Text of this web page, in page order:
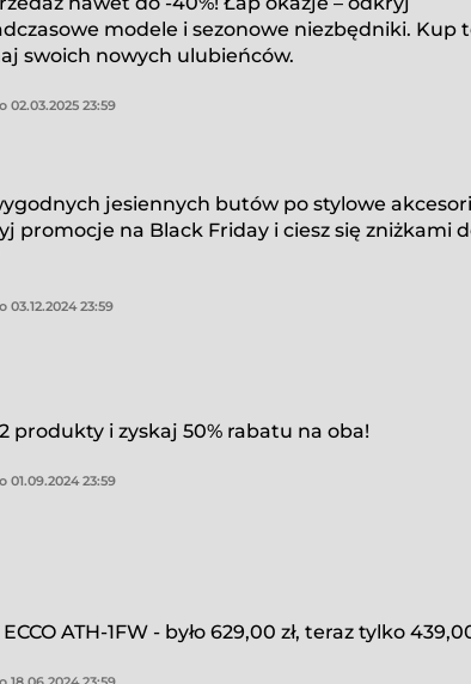
modele i sezonowe niezbędniki. Kup
swoich nowych ulubieńców.
02.03.2025 23:59
jesiennych butów po stylowe
promocje na Black Friday i ciesz się zniżkami
03.12.2024 23:59
produkty i zyskaj 50% rabatu na oba!
01.09.2024 23:59
ATH-1FW - było 629,00 zł, teraz tylko